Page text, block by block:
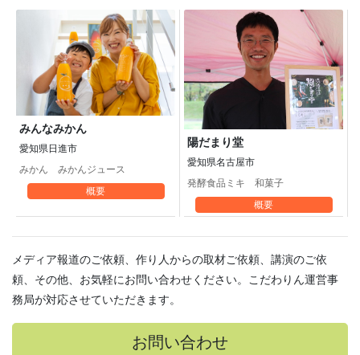
みんなみかん
愛知県日進市
みかん みかんジュース
概要
陽だまり堂
愛知県名古屋市
発酵食品ミキ 和菓子
概要
メディア報道のご依頼、作り人からの取材ご依頼、講演のご依
頼、その他、お気軽にお問い合わせください。こだわりん運営事
務局が対応させていただきます。
お問い合わせ